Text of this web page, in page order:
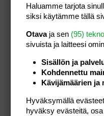
Haluamme tarjota
siksi käytämme tällä
Otavaja sen (95)
sivuista ja laitteesi
Sisällön ja
Kohdennettu
Kävijämäärien ja
Hyväksymällä
hyväksy evästeitä,